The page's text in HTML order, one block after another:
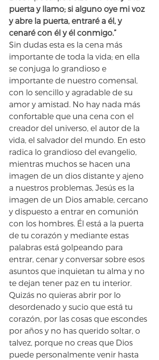
puerta y llamo; si alguno oye mi voz
y abre la puerta, entraré a él, y
cenaré con él y él conmigo.”
Sin dudas esta es la cena más
importante de toda la vida; en ella
se conjuga lo grandioso e
importante de nuestro comensal,
con lo sencillo y agradable de su
amor y amistad. No hay nada más
confortable que una cena con el
creador del universo, el autor de la
vida, el salvador del mundo. En esto
radica lo grandioso del evangelio,
mientras muchos se hacen una
imagen de un dios distante y ajeno
a nuestros problemas, Jesús es la
imagen de un Dios amable, cercano
y dispuesto a entrar en comunión
con los hombres. Él está a la puerta
de tu corazón y mediante estas
palabras está golpeando para
entrar, cenar y conversar sobre esos
asuntos que inquietan tu alma y no
te dejan tener paz en tu interior.
Quizás no quieras abrir por lo
desordenado y sucio que está tu
corazón, por las cosas que escondes
por años y no has querido soltar, o
talvez, porque no creas que Dios
puede personalmente venir hasta